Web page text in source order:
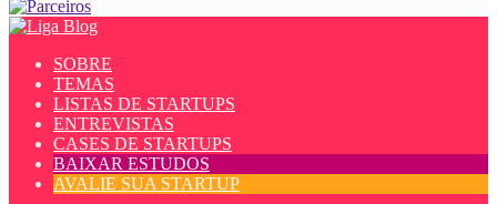
SOBRE
TEMAS
LISTAS DE STARTUPS
ENTREVISTAS
CASES DE STARTUPS
BAIXAR ESTUDOS
AVALIE SUA STARTUP